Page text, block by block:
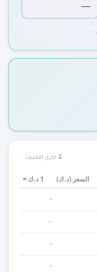
⏳ جاري التحديث...
السعر (د.ك)
1 د.ك =
—
—
—
—